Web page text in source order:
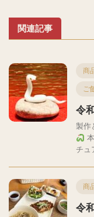
関連記事
商
ご
令
製作
チュ
商
令